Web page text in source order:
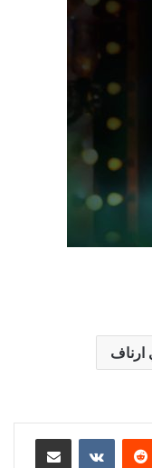
ارناف
مشاركة عبر البريد